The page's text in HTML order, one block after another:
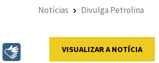
Notícias Divulga Petrolina
VISUALIZAR A NOTÍCIA